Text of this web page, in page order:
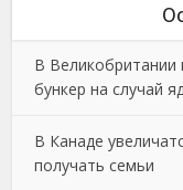
В Великобритании
бункер на случай
В Канаде
получать семьи